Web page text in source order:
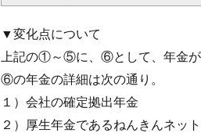
▼変化点について
上記の①～⑤に、⑥として、年金が
⑥の年金の詳細は次の通り。
１）会社の確定拠出年金
２）厚生年金であるねんきんネット